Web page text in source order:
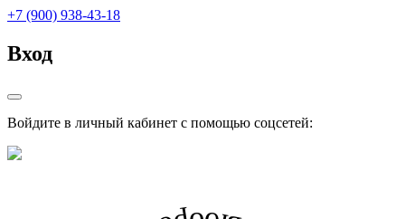
+7 (900) 938-43-18
Вход
Войдите в личный кабинет с помощью соцсетей: